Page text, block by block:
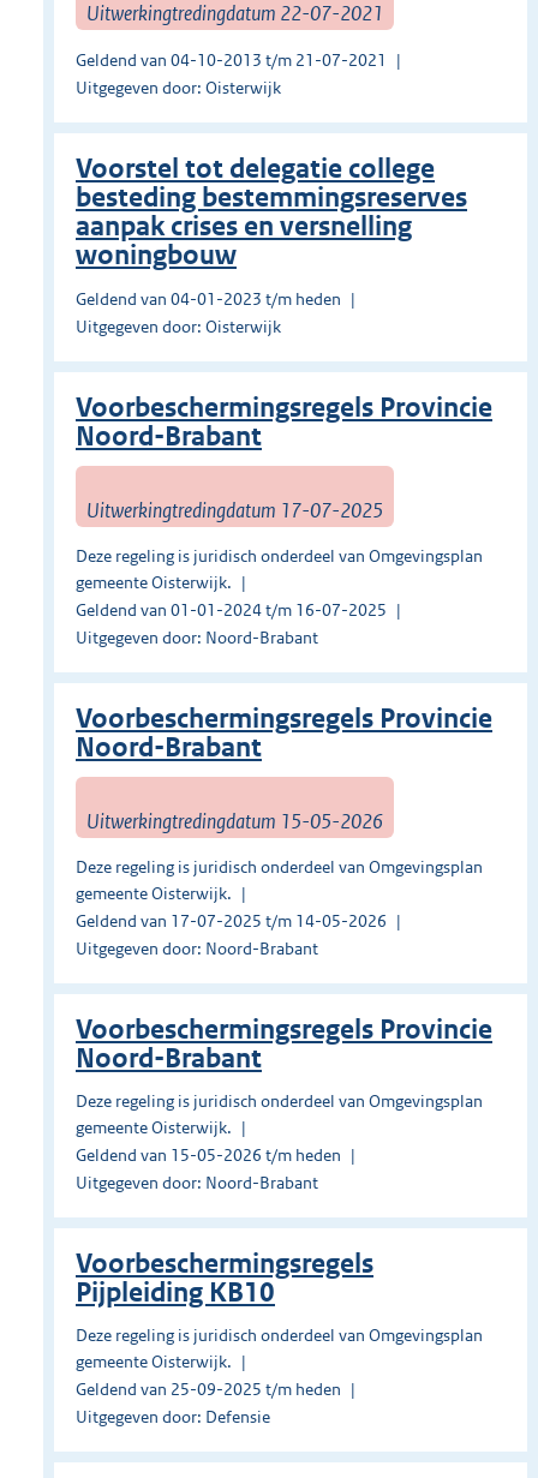
Uitwerkingtredingdatum 22-07-2021
Geldend van 04-10-2013 t/m 21-07-2021
Uitgegeven door: Oisterwijk
Voorstel tot delegatie college
besteding bestemmingsreserves
aanpak crises en versnelling
woningbouw
Geldend van 04-01-2023 t/m heden
Uitgegeven door: Oisterwijk
Voorbeschermingsregels Provincie
Noord-Brabant
Uitwerkingtredingdatum 17-07-2025
Deze regeling is juridisch onderdeel van Omgevingsplan
gemeente Oisterwijk.
Geldend van 01-01-2024 t/m 16-07-2025
Uitgegeven door: Noord-Brabant
Voorbeschermingsregels Provincie
Noord-Brabant
Uitwerkingtredingdatum 15-05-2026
Deze regeling is juridisch onderdeel van Omgevingsplan
gemeente Oisterwijk.
Geldend van 17-07-2025 t/m 14-05-2026
Uitgegeven door: Noord-Brabant
Voorbeschermingsregels Provincie
Noord-Brabant
Deze regeling is juridisch onderdeel van Omgevingsplan
gemeente Oisterwijk.
Geldend van 15-05-2026 t/m heden
Uitgegeven door: Noord-Brabant
Voorbeschermingsregels
Pijpleiding KB10
Deze regeling is juridisch onderdeel van Omgevingsplan
gemeente Oisterwijk.
Geldend van 25-09-2025 t/m heden
Uitgegeven door: Defensie